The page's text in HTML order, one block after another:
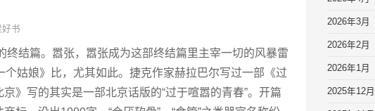
好书
终结篇。嚣张，嚣张成为这部终结篇里主宰一切的风暴雷
姑娘》比，尤其如此。捷克作家赫拉巴尔写过一部《过
》写的其实是一部北京话版的“过于喧嚣的青春”。开篇
2026年3月
2026年2月
2026年1月
2025年12月